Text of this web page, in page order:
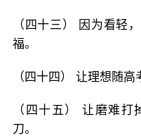
（四十三） 因为看轻
福。
（四十四） 让理想随
（四十五） 让磨难
刀。